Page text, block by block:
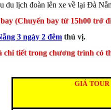
du lịch đoàn lên xe về lại Đà
(Chuyến bay từ 15h00 trở
3 ngày 2 đêm thú vị.
chi tiết trong chương trình có
GIÁ TOUR